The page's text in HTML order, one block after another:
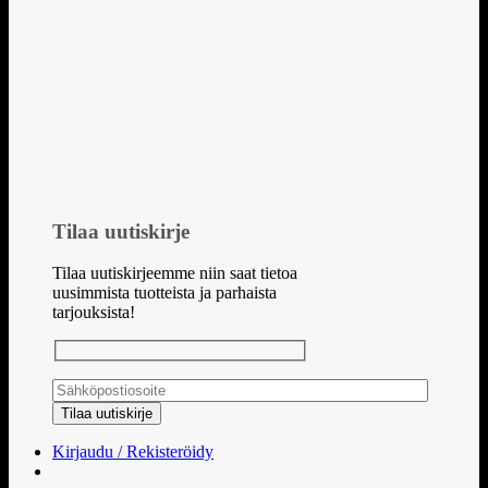
Tilaa uutiskirje
Tilaa uutiskirjeemme niin saat tietoa
uusimmista tuotteista ja parhaista
tarjouksista!
Kirjaudu / Rekisteröidy